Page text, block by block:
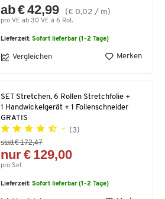
ab € 42,99 (€ 0,02 / m)
pro VE ab 30 VE à 6 Rol.
Lieferzeit:Sofort lieferbar (1-2 Tage)
Vergleichen Merken
SET Stretchen, 6 Rollen Stretchfolie +
1 Handwickelgerät + 1 Folienschneider
GRATIS
(3)
statt € 172,47
nur € 129,00
pro Set
Lieferzeit:Sofort lieferbar (1-2 Tage)